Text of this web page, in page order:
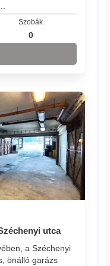
Szobák
0
utca
a Széchenyi
önálló garázs